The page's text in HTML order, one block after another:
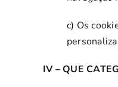
c) Os
IV – QUE